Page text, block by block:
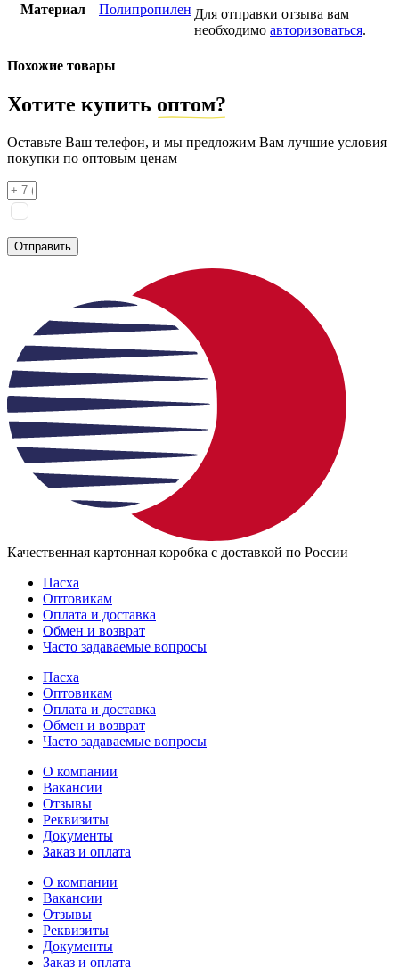
Материал Полипропилен Для отправки отзыва вам
необходимо авторизоваться.
Похожие товары
Хотите купить оптом?
Оставьте Ваш телефон, и мы предложим Вам лучшие условия
покупки по оптовым ценам
Отправить
Качественная картонная коробка с доставкой по России
Пасха
Оптовикам
Оплата и доставка
Обмен и возврат
Часто задаваемые вопросы
Пасха
Оптовикам
Оплата и доставка
Обмен и возврат
Часто задаваемые вопросы
О компании
Вакансии
Отзывы
Реквизиты
Документы
Заказ и оплата
О компании
Вакансии
Отзывы
Реквизиты
Документы
Заказ и оплата